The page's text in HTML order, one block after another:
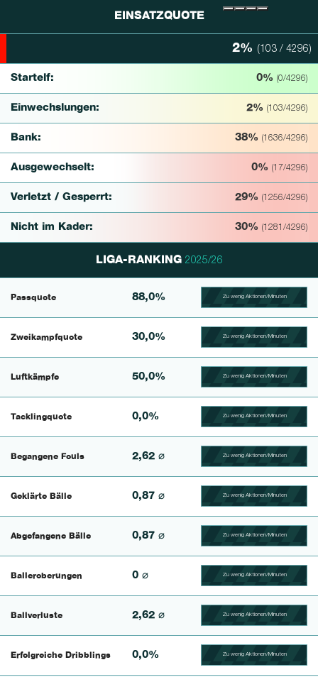
EINSATZQUOTE
2% (103 / 4296)
Startelf: 0% (0/4296)
Einwechslungen: 2% (103/4296)
Bank: 38% (1636/4296)
Ausgewechselt: 0% (17/4296)
Verletzt / Gesperrt: 29% (1256/4296)
Nicht im Kader: 30% (1281/4296)
LIGA-RANKING 2025/26
Passquote 88,0% Zu wenig Aktionen/Minuten
Zweikampfquote 30,0% Zu wenig Aktionen/Minuten
Luftkämpfe 50,0% Zu wenig Aktionen/Minuten
Tacklingquote 0,0% Zu wenig Aktionen/Minuten
Begangene Fouls 2,62 ⌀ Zu wenig Aktionen/Minuten
Geklärte Bälle 0,87 ⌀ Zu wenig Aktionen/Minuten
Abgefangene Bälle 0,87 ⌀ Zu wenig Aktionen/Minuten
Balleroberungen 0 ⌀ Zu wenig Aktionen/Minuten
Ballverluste 2,62 ⌀ Zu wenig Aktionen/Minuten
Erfolgreiche Dribblings 0,0% Zu wenig Aktionen/Minuten